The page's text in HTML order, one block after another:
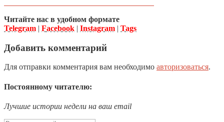
Читайте нас в удобном формате
Telegram | Facebook | Instagram | Tags
Добавить комментарий
Для отправки комментария вам необходимо авторизоваться.
Постоянному читателю:
Лучшие истории недели на ваш email